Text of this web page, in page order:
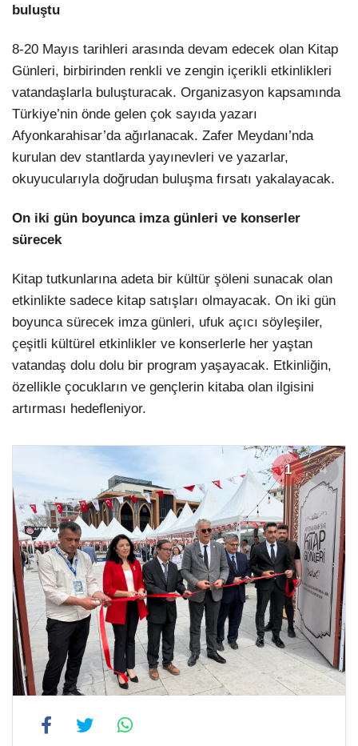
buluştu
8-20 Mayıs tarihleri arasında devam edecek olan Kitap
Günleri, birbirinden renkli ve zengin içerikli etkinlikleri
vatandaşlarla buluşturacak. Organizasyon kapsamında
Türkiye’nin önde gelen çok sayıda yazarı
Afyonkarahisar’da ağırlanacak. Zafer Meydanı’nda
kurulan dev stantlarda yayınevleri ve yazarlar,
okuyucularıyla doğrudan buluşma fırsatı yakalayacak.
On iki gün boyunca imza günleri ve konserler
sürecek
Kitap tutkunlarına adeta bir kültür şöleni sunacak olan
etkinlikte sadece kitap satışları olmayacak. On iki gün
boyunca sürecek imza günleri, ufuk açıcı söyleşiler,
çeşitli kültürel etkinlikler ve konserlerle her yaştan
vatandaş dolu dolu bir program yaşayacak. Etkinliğin,
özellikle çocukların ve gençlerin kitaba olan ilgisini
artırması hedefleniyor.
1 4